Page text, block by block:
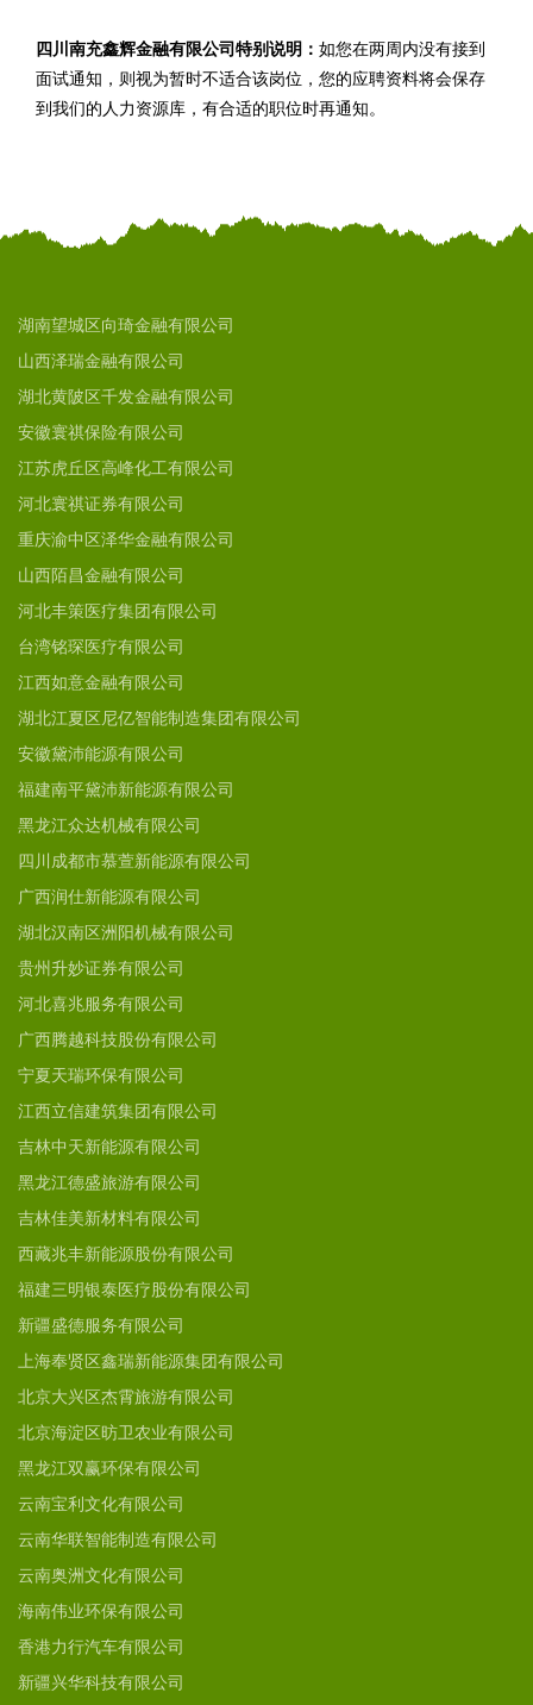
四川南充鑫辉金融有限公司特别说明： 如您在两周内没有接到
面试通知，则视为暂时不适合该岗位，您的应聘资料将会保存
到我们的人力资源库，有合适的职位时再通知。
湖南望城区向琦金融有限公司
山西泽瑞金融有限公司
湖北黄陂区千发金融有限公司
安徽寰祺保险有限公司
江苏虎丘区高峰化工有限公司
河北寰祺证券有限公司
重庆渝中区泽华金融有限公司
山西陌昌金融有限公司
河北丰策医疗集团有限公司
台湾铭琛医疗有限公司
江西如意金融有限公司
湖北江夏区尼亿智能制造集团有限公司
安徽黛沛能源有限公司
福建南平黛沛新能源有限公司
黑龙江众达机械有限公司
四川成都市慕萱新能源有限公司
广西润仕新能源有限公司
湖北汉南区洲阳机械有限公司
贵州升妙证券有限公司
河北喜兆服务有限公司
广西腾越科技股份有限公司
宁夏天瑞环保有限公司
江西立信建筑集团有限公司
吉林中天新能源有限公司
黑龙江德盛旅游有限公司
吉林佳美新材料有限公司
西藏兆丰新能源股份有限公司
福建三明银泰医疗股份有限公司
新疆盛德服务有限公司
上海奉贤区鑫瑞新能源集团有限公司
北京大兴区杰霄旅游有限公司
北京海淀区昉卫农业有限公司
黑龙江双赢环保有限公司
云南宝利文化有限公司
云南华联智能制造有限公司
云南奥洲文化有限公司
海南伟业环保有限公司
香港力行汽车有限公司
新疆兴华科技有限公司